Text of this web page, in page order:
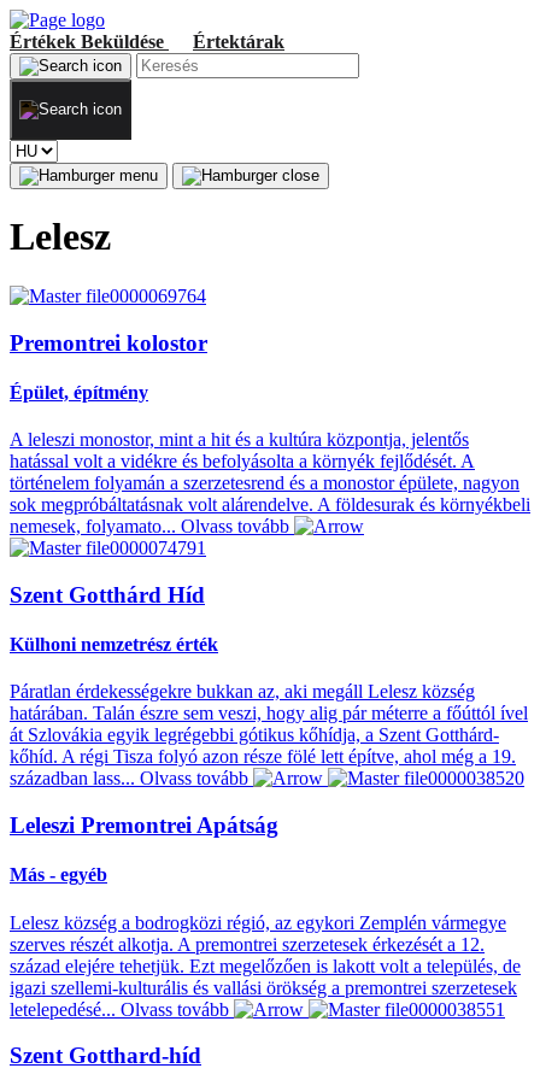
Értékek Beküldése Értektárak
Lelesz
Premontrei kolostor
Épület, építmény
A leleszi monostor, mint a hit és a kultúra központja, jelentős
hatással volt a vidékre és befolyásolta a környék fejlődését. A
történelem folyamán a szerzetesrend és a monostor épülete, nagyon
sok megpróbáltatásnak volt alárendelve. A földesurak és környékbeli
nemesek, folyamato... Olvass tovább
Szent Gotthárd Híd
Külhoni nemzetrész érték
Páratlan érdekességekre bukkan az, aki megáll Lelesz község
határában. Talán észre sem veszi, hogy alig pár méterre a főúttól ível
át Szlovákia egyik legrégebbi gótikus kőhídja, a Szent Gotthárd-
kőhíd. A régi Tisza folyó azon része fölé lett építve, ahol még a 19.
században lass... Olvass tovább
Leleszi Premontrei Apátság
Más - egyéb
Lelesz község a bodrogközi régió, az egykori Zemplén vármegye
szerves részét alkotja. A premontrei szerzetesek érkezését a 12.
század elejére tehetjük. Ezt megelőzően is lakott volt a település, de
igazi szellemi-kulturális és vallási örökség a premontrei szerzetesek
letelepedésé... Olvass tovább
Szent Gotthard-híd